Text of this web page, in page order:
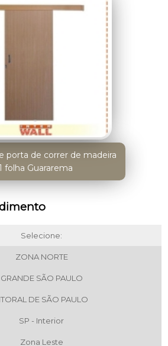
porta de correr de madeira
folha Guararema
Selecione:
ZONA NORTE
GRANDE SÃO PAULO
DE SÃO PAULO
SP - Interior
Zona Leste